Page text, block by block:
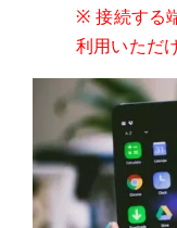
※ 接続する
利用いただ